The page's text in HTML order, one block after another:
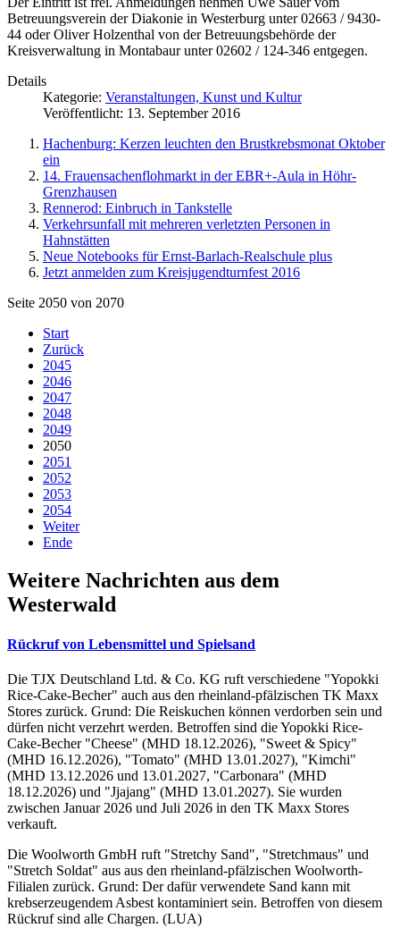
Betreuungsverein der Diakonie in Westerburg unter 02663 / 9430-
44 oder Oliver Holzenthal von der Betreuungsbehörde der
Kreisverwaltung in Montabaur unter 02602 / 124-346 entgegen.
Details
Kategorie: Veranstaltungen, Kunst und Kultur
Veröffentlicht: 13. September 2016
Hachenburg: Kerzen leuchten den Brustkrebsmonat Oktober
ein
14. Frauensachenflohmarkt in der EBR+-Aula in Höhr-
Grenzhausen
Rennerod: Einbruch in Tankstelle
Verkehrsunfall mit mehreren verletzten Personen in
Hahnstätten
Neue Notebooks für Ernst-Barlach-Realschule plus
Jetzt anmelden zum Kreisjugendturnfest 2016
Seite 2050 von 2070
Start
Zurück
2045
2046
2047
2048
2049
2050
2051
2052
2053
2054
Weiter
Ende
Weitere Nachrichten aus dem
Westerwald
Rückruf von Lebensmittel und Spielsand
Die TJX Deutschland Ltd. & Co. KG ruft verschiedene "Yopokki
Rice-Cake-Becher" auch aus den rheinland-pfälzischen TK Maxx
Stores zurück. Grund: Die Reiskuchen können verdorben sein und
dürfen nicht verzehrt werden. Betroffen sind die Yopokki Rice-
Cake-Becher "Cheese" (MHD 18.12.2026), "Sweet & Spicy"
(MHD 16.12.2026), "Tomato" (MHD 13.01.2027), "Kimchi"
(MHD 13.12.2026 und 13.01.2027, "Carbonara" (MHD
18.12.2026) und "Jjajang" (MHD 13.01.2027). Sie wurden
zwischen Januar 2026 und Juli 2026 in den TK Maxx Stores
verkauft.
Die Woolworth GmbH ruft "Stretchy Sand", "Stretchmaus" und
"Stretch Soldat" aus aus den rheinland-pfälzischen Woolworth-
Filialen zurück. Grund: Der dafür verwendete Sand kann mit
krebserzeugendem Asbest kontaminiert sein. Betroffen von diesem
Rückruf sind alle Chargen. (LUA)